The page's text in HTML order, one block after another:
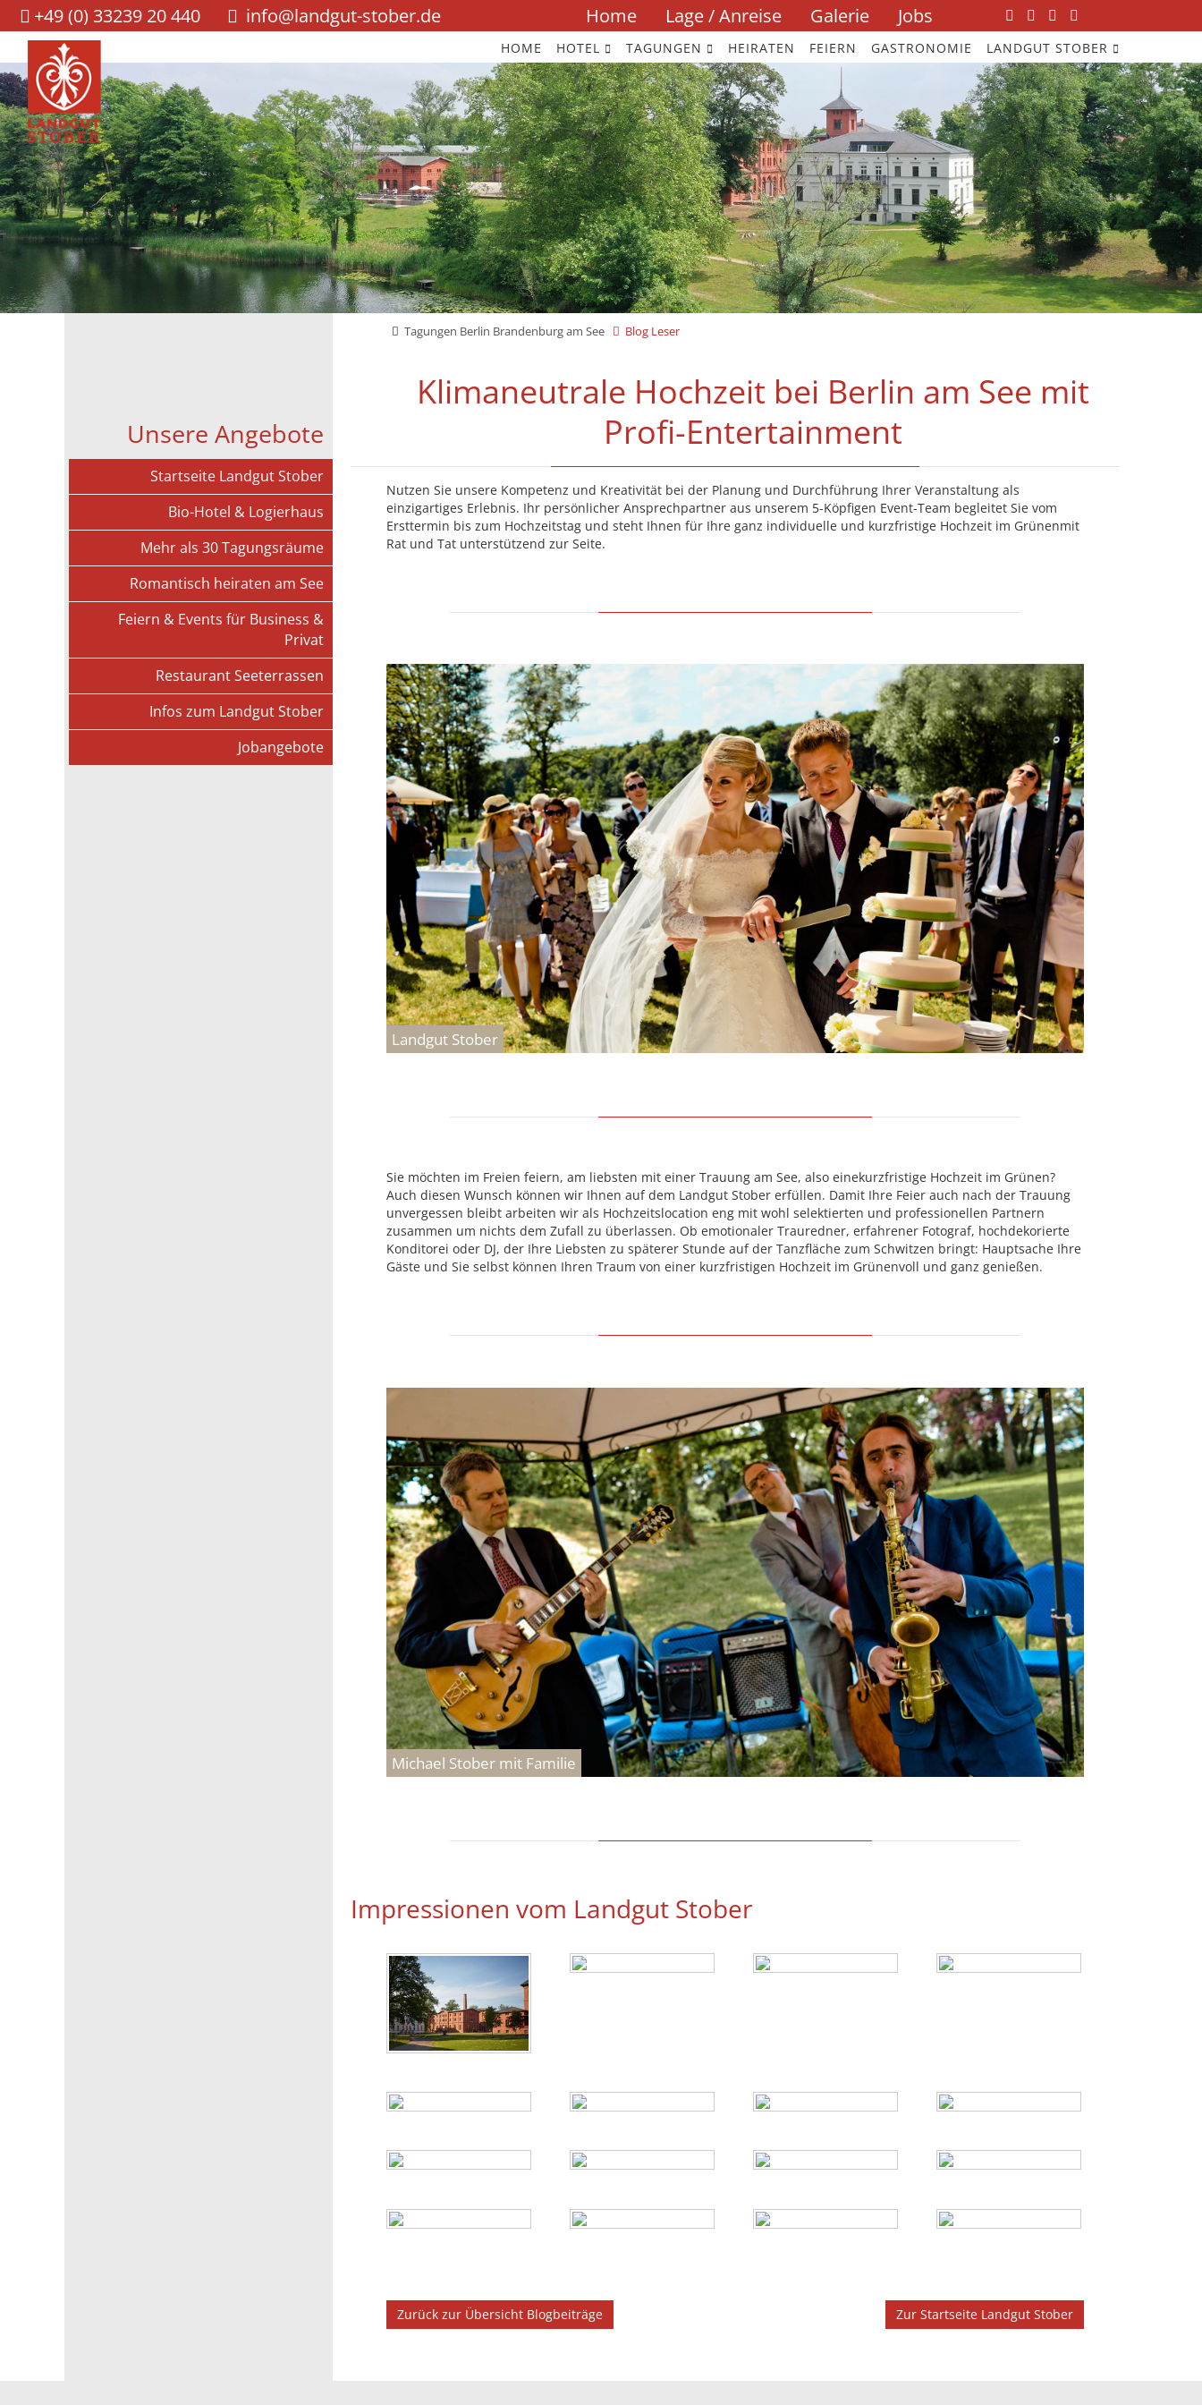
+49 (0) 33239 20 440 info@landgut-stober.de
Navigation
überspringen
Home Lage / Anreise Galerie Jobs
Navigation
überspringen
HOME HOTEL TAGUNGEN HEIRATEN FEIERN GASTRONOMIE LANDGUT STOBER
Tagungen Berlin Brandenburg am See Blog Leser
Klimaneutrale Hochzeit bei Berlin am See mit
Profi-Entertainment
Nutzen Sie unsere Kompetenz und Kreativität bei der Planung und Durchführung Ihrer Veranstaltung als
einzigartiges Erlebnis. Ihr persönlicher Ansprechpartner aus unserem 5-Köpfigen Event-Team begleitet Sie vom
Ersttermin bis zum Hochzeitstag und steht Ihnen für Ihre ganz individuelle und kurzfristige Hochzeit im Grünenmit
Rat und Tat unterstützend zur Seite.
Landgut Stober
Sie möchten im Freien feiern, am liebsten mit einer Trauung am See, also einekurzfristige Hochzeit im Grünen?
Auch diesen Wunsch können wir Ihnen auf dem Landgut Stober erfüllen. Damit Ihre Feier auch nach der Trauung
unvergessen bleibt arbeiten wir als Hochzeitslocation eng mit wohl selektierten und professionellen Partnern
zusammen um nichts dem Zufall zu überlassen. Ob emotionaler Trauredner, erfahrener Fotograf, hochdekorierte
Konditorei oder DJ, der Ihre Liebsten zu späterer Stunde auf der Tanzfläche zum Schwitzen bringt: Hauptsache Ihre
Gäste und Sie selbst können Ihren Traum von einer kurzfristigen Hochzeit im Grünenvoll und ganz genießen.
Michael Stober mit Familie
Impressionen vom Landgut Stober
Zurück zur Übersicht Blogbeiträge Zur Startseite Landgut Stober
Unsere Angebote
Startseite Landgut Stober
Bio-Hotel & Logierhaus
Mehr als 30 Tagungsräume
Romantisch heiraten am See
Feiern & Events für Business &
Privat
Restaurant Seeterrassen
Infos zum Landgut Stober
Jobangebote